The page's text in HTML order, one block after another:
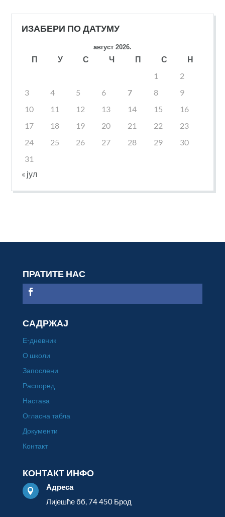
ИЗАБЕРИ ПО ДАТУМУ
август 2026.
П У С Ч П С
Н
1
2
3
4 5 6 7 8
9
10
11 12 13 14 15
16
17
18 19 20 21 22
23
24
25 26 27 28 29
30
31
« јул
ПРАТИТЕ НАС
САДРЖАЈ
Е-дневник
О школи
Запослени
Распоред
Настава
Огласна табла
Документи
Контакт
КОНТАКТ ИНФО

Адреса
Лијешће бб, 74 450 Брод